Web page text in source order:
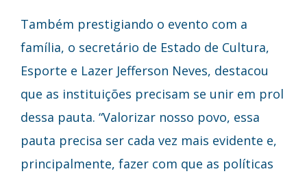
Também prestigiando o evento com a
família, o secretário de Estado de Cultura,
Esporte e Lazer Jefferson Neves, destacou
que as instituições precisam se unir em prol
dessa pauta. “Valorizar nosso povo, essa
pauta precisa ser cada vez mais evidente e,
principalmente, fazer com que as políticas